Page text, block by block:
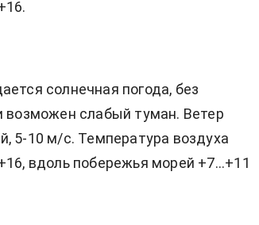
солнечная погода, без
слабый туман. Ветер
5-10 м/с. Температура воздуха
вдоль побережья морей +7...+11